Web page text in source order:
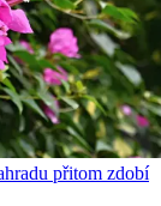
přitom zdobí